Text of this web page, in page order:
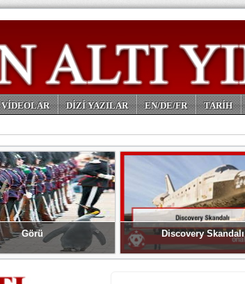
VİDEOLAR DİZİ YAZILAR EN/DE/FR TARİH
Görü Discovery Skandalı